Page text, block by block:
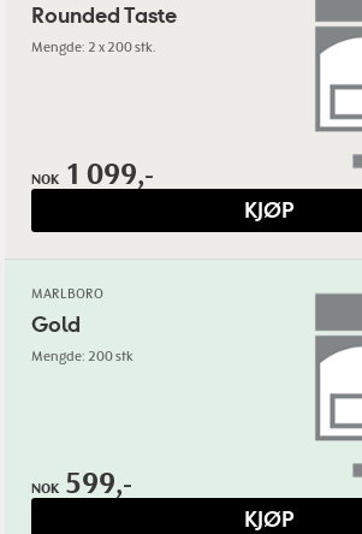
Rounded Taste
Mengde: 2 x 200 stk.
NOK 1 099,-
KJØP
MARLBORO
Gold
Mengde: 200 stk
NOK 599,-
KJØP